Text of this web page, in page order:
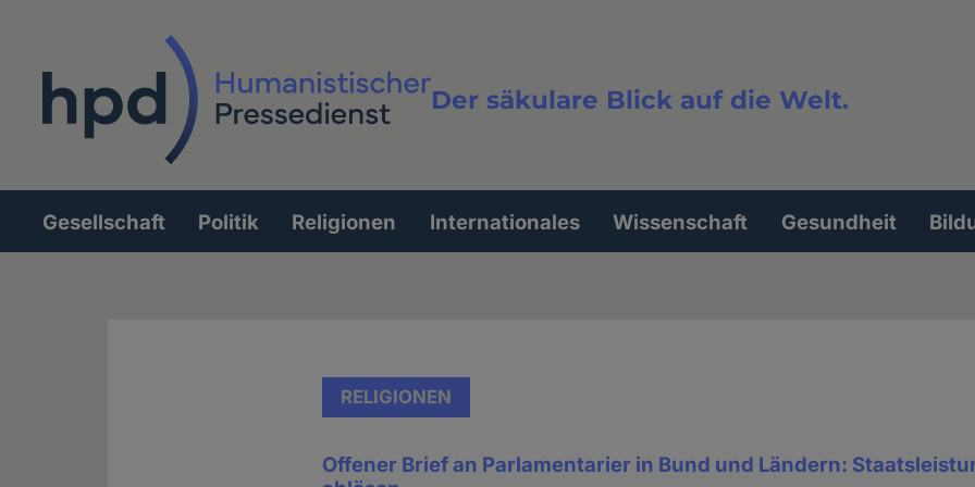
Der säkulare Blick auf die Welt.
Volltextsuche
Hauptnavigation
Gesellschaft Politik Religionen Internationales Wissenschaft Gesundheit
RELIGIONEN
Offener Brief an Parlamentarier in Bund und Ländern: